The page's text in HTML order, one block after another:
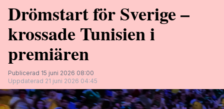
Drömstart för Sverige –
krossade Tunisien i
premiären
Publicerad 15 juni 2026 08:00
Uppdaterad 21 juni 2026 04:45